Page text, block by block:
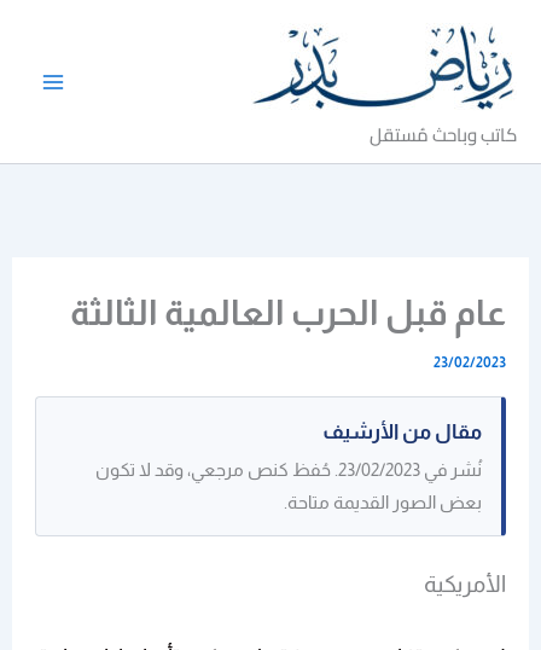
المحتوى
كاتب وباحث مُستقل
عام قبل الحرب العالمية الثالثة
23/02/2023
مقال من الأرشيف
نُشر في 23/02/2023. حُفظ كنص مرجعي، وقد لا تكون
بعض الصور القديمة متاحة.
الأمريكية